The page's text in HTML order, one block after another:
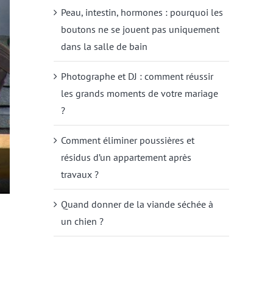
Peau, intestin, hormones : pourquoi les
boutons ne se jouent pas uniquement
dans la salle de bain
Photographe et DJ : comment réussir
les grands moments de votre mariage
?
Comment éliminer poussières et
résidus d’un appartement après
travaux ?
Quand donner de la viande séchée à
un chien ?